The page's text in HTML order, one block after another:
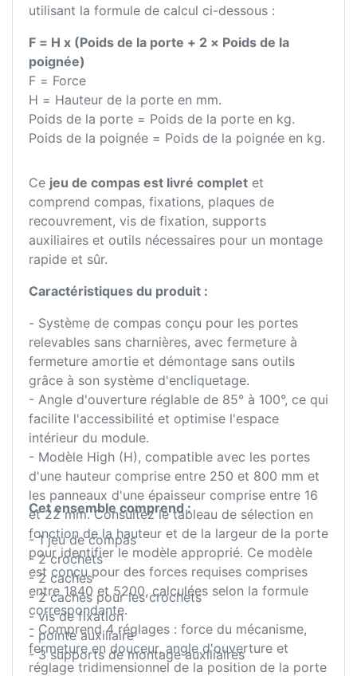
utilisant la formule de calcul ci-dessous :
F = H x (Poids de la porte + 2 × Poids de la
poignée)
F = Force
H = Hauteur de la porte en mm.
Poids de la porte = Poids de la porte en kg.
Poids de la poignée = Poids de la poignée en kg.
Ce jeu de compas est livré complet et
comprend compas, fixations, plaques de
recouvrement, vis de fixation, supports
auxiliaires et outils nécessaires pour un montage
rapide et sûr.
Caractéristiques du produit :
- Système de compas conçu pour les portes
relevables sans charnières, avec fermeture à
fermeture amortie et démontage sans outils
grâce à son système d'encliquetage.
- Angle d'ouverture réglable de 85° à 100°, ce qui
facilite l'accessibilité et optimise l'espace
intérieur du module.
- Modèle High (H), compatible avec les portes
d'une hauteur comprise entre 250 et 800 mm et
les panneaux d'une épaisseur comprise entre 16
et 22 mm. Consultez le tableau de sélection en
fonction de la hauteur et de la largeur de la porte
pour identifier le modèle approprié. Ce modèle
est conçu pour des forces requises comprises
entre 1840 et 5200, calculées selon la formule
correspondante.
- Comprend 4 réglages : force du mécanisme,
fermeture en douceur, angle d'ouverture et
réglage tridimensionnel de la position de la porte
Cet ensemble comprend :
- 1 jeu de compas
- 2 crochets
- 2 caches
- 2 caches pour les crochets
- vis de fixation
- pointe auxiliaire
- 3 supports de montage auxiliaires